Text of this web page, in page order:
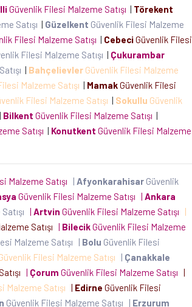
Güvenlik Filesi Malzeme Satışı | Törekent
Satışı | Güzelkent Güvenlik Filesi Malzeme
Filesi Malzeme Satışı | CebeciGüvenlik Filesi
Filesi Malzeme Satışı | Çukurambar
| Bahçelievler Güvenlik Filesi Malzeme
Malzeme Satışı | MamakGüvenlik Filesi
Filesi Malzeme Satışı | Sokullu Güvenlik
| Bilkent Güvenlik Filesi Malzeme Satışı |
Satışı | Konutkent Güvenlik Filesi Malzeme
Malzeme Satışı | Afyonkarahisar Güvenlik
Güvenlik Filesi Malzeme Satışı | Ankara
| Artvin Güvenlik Filesi Malzeme Satışı
|
Satışı | BilecikGüvenlik Filesi Malzeme
Malzeme Satışı | Bolu Güvenlik Filesi
Filesi Malzeme Satışı | Çanakkale
| Çorum Güvenlik Filesi Malzeme Satışı |
Malzeme Satışı | Edirne Güvenlik Filesi
Güvenlik Filesi Malzeme Satışı | Erzurum